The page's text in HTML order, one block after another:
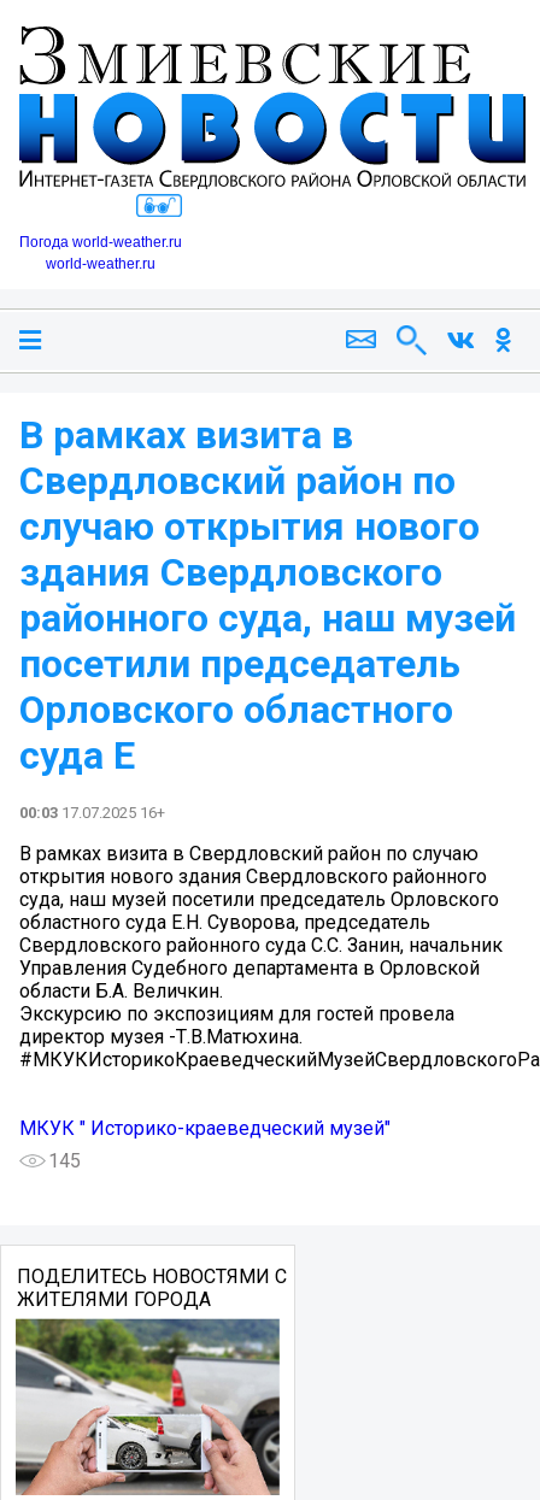
Погода world-weather.ru
world-weather.ru
В рамках визита в
Свердловский район по
случаю открытия нового
здания Свердловского
районного суда, наш музей
посетили председатель
Орловского областного
суда Е
00:03 17.07.2025 16+
В рамках визита в Свердловский район по случаю
открытия нового здания Свердловского районного
суда, наш музей посетили председатель Орловского
областного суда Е.Н. Суворова, председатель
Свердловского районного суда С.С. Занин, начальник
Управления Судебного департамента в Орловской
области Б.А. Величкин.
Экскурсию по экспозициям для гостей провела
директор музея -Т.В.Матюхина.
МКУК " Историко-краеведческий музей"
145
ПОДЕЛИТЕСЬ НОВОСТЯМИ С
ЖИТЕЛЯМИ ГОРОДА